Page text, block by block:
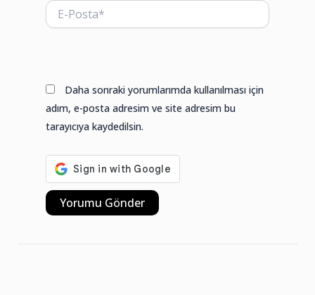
E-
Posta*
Daha sonraki yorumlarımda kullanılması için
adım, e-posta adresim ve site adresim bu
tarayıcıya kaydedilsin.